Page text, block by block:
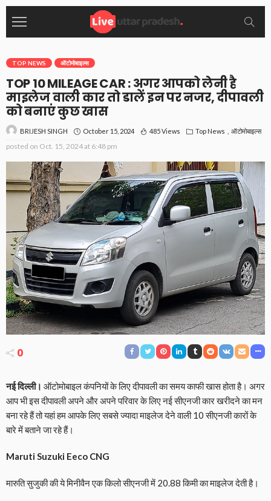
TOP NEWS ऑटोमोबाइल्स
TOP 10 MILEAGE CAR : अगर आपको लेनी है
माइलेज वाली कार तो डालें इन पर नजर, दीपावली
को बनाएं कुछ खास
BRIJESH SINGH October 15, 2024 485 Views Top News ऑटोमोबाइल्स
posted on Oct. 15, 2024 at 6:48 pm
0
नई दिल्ली। ऑटोमोबाइल कंपनियों के लिए दीपावली का समय काफी खास होता है। अगर
आप भी इस दीपावली अपने और अपने परिवार के लिए नई सीएनजी कार खरीदने का मन
बना रहे हैं तो यहां हम आपके लिए सबसे ज्यादा माइलेज देने वाली 10 सीएनजी कारों के
बारे में बताने जा रहे हैं।
Maruti Suzuki Eeco CNG
मारुति सुजुकी की ये मिनीवैन एक किलो सीएनजी में 20.88 किमी का माइलेज देती है।